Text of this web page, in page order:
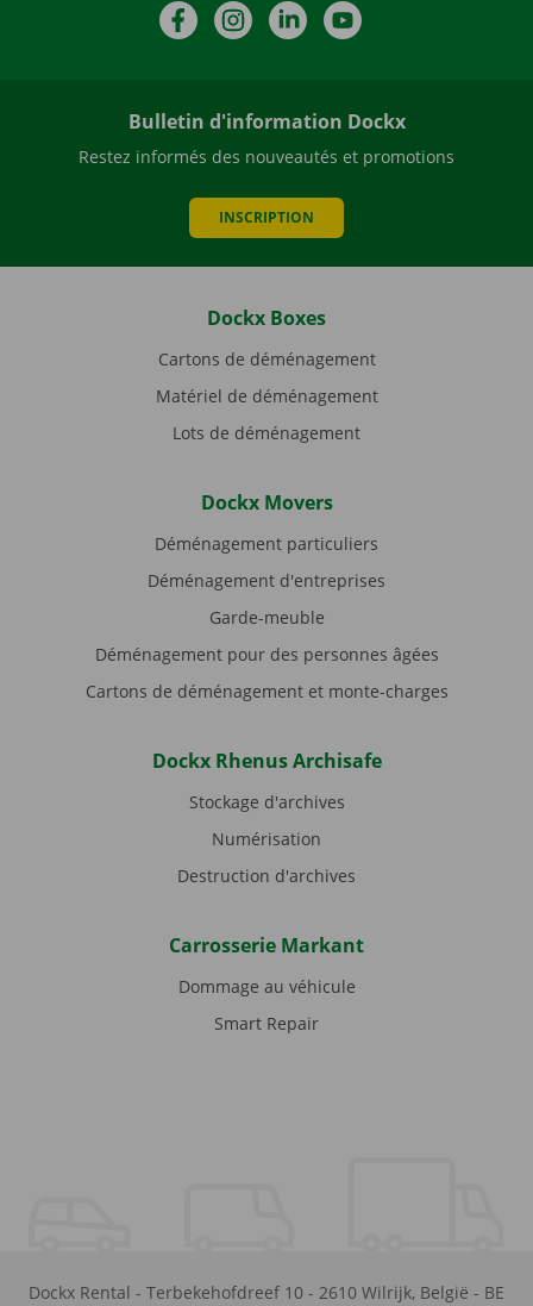
FacebookInstagramLinkedIn
Bulletin d'information Dockx
Restez informés des nouveautés et promotions
INSCRIPTION
Dockx Boxes
Cartons de déménagement
Matériel de déménagement
Lots de déménagement
Dockx Movers
Déménagement particuliers
Déménagement d'entreprises
Garde-meuble
Déménagement pour des personnes âgées
Cartons de déménagement et monte-charges
Dockx Rhenus Archisafe
Stockage d'archives
Numérisation
Destruction d'archives
Carrosserie Markant
Dommage au véhicule
Smart Repair
Dockx Rental - Terbekehofdreef 10 - 2610 Wilrijk, België - BE